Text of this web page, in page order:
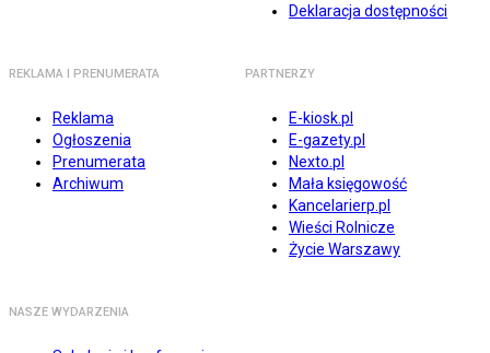
Deklaracja dostępności
REKLAMA I PRENUMERATA
Reklama
Ogłoszenia
Prenumerata
Archiwum
PARTNERZY
E-kiosk.pl
E-gazety.pl
Nexto.pl
Mała księgowość
Kancelarierp.pl
Wieści Rolnicze
Życie Warszawy
NASZE WYDARZENIA